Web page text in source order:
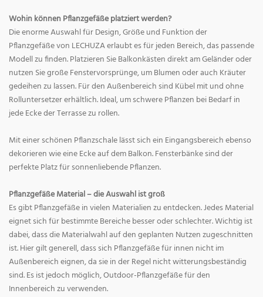
Wohin können Pflanzgefäße platziert werden?
Die enorme Auswahl für Design, Größe und Funktion der
Pflanzgefäße von LECHUZA erlaubt es für jeden Bereich, das passende
Modell zu finden. Platzieren Sie Balkonkästen direkt am Geländer oder
nutzen Sie große Fenstervorsprünge, um Blumen oder auch Kräuter
gedeihen zu lassen. Für den Außenbereich sind Kübel mit und ohne
Rolluntersetzer erhältlich. Ideal, um schwere Pflanzen bei Bedarf in
jede Ecke der Terrasse zu rollen.
Mit einer schönen Pflanzschale lässt sich ein Eingangsbereich ebenso
dekorieren wie eine Ecke auf dem Balkon. Fensterbänke sind der
perfekte Platz für sonnenliebende Pflanzen.
Pflanzgefäße Material – die Auswahl ist groß
Es gibt Pflanzgefäße in vielen Materialien zu entdecken. Jedes Material
eignet sich für bestimmte Bereiche besser oder schlechter. Wichtig ist
dabei, dass die Materialwahl auf den geplanten Nutzen zugeschnitten
ist. Hier gilt generell, dass sich Pflanzgefäße für innen nicht im
Außenbereich eignen, da sie in der Regel nicht witterungsbeständig
sind. Es ist jedoch möglich, Outdoor-Pflanzgefäße für den
Innenbereich zu verwenden.